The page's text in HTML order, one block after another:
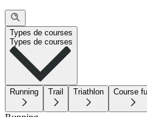
Types de courses
Types de courses
Running Trail Triathlon Course